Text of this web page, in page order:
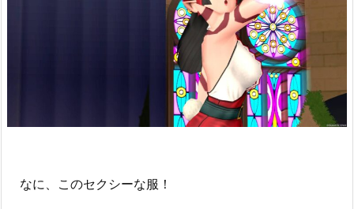
なに、このセクシーな服！